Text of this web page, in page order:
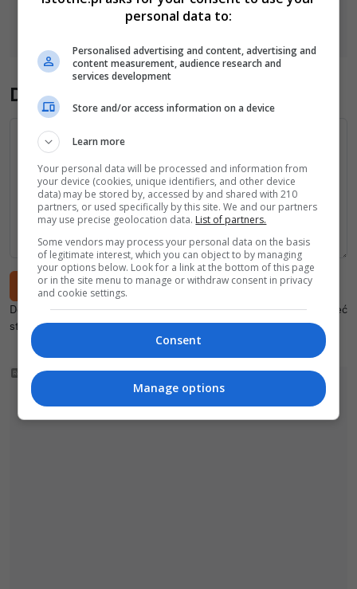
Dodaj komentarz
Treść
Dodając akceptujeszregulaminorazpolitykę prywatności. Aby mieć
stały podpis,zaloguj się.
personal data to:
Personalised advertising and content, advertising and
content measurement, audience research and
services development
Store and/or access information on a device
Learn more
Your personal data will be processed and information from
your device (cookies, unique identifiers, and other device
data) may be stored by, accessed by and shared with 210
partners, or used specifically by this site. We and our partners
may use precise geolocation data. List of partners.
Some vendors may process your personal data on the basis
of legitimate interest, which you can object to by managing
your options below. Look for a link at the bottom of this page
or in the site menu to manage or withdraw consent in privacy
and cookie settings.
Consent
Manage options